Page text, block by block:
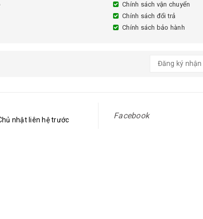
Chính sách vận chuyển
Chính sách đổi trả
Chính sách bảo hành
nhật liên hệ trước
Facebook